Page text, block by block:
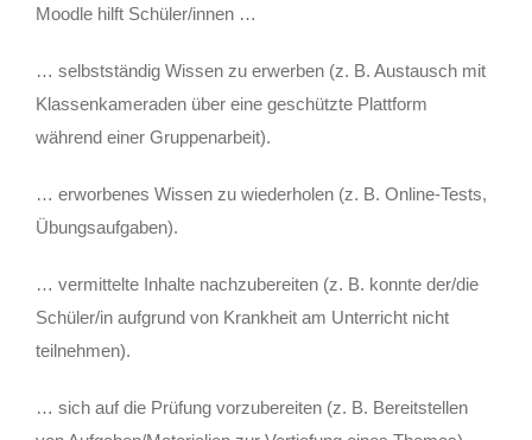
Moodle hilft Schüler/innen …
… selbstständig Wissen zu erwerben (z. B. Austausch mit
Klassenkameraden über eine geschützte Plattform
während einer Gruppenarbeit).
… erworbenes Wissen zu wiederholen (z. B. Online-Tests,
Übungsaufgaben).
… vermittelte Inhalte nachzubereiten (z. B. konnte der/die
Schüler/in aufgrund von Krankheit am Unterricht nicht
teilnehmen).
… sich auf die Prüfung vorzubereiten (z. B. Bereitstellen